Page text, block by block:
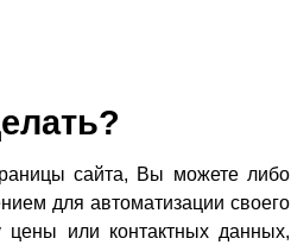
сайта, Вы можете либо
для автоматизации своего
цены или контактных данных,